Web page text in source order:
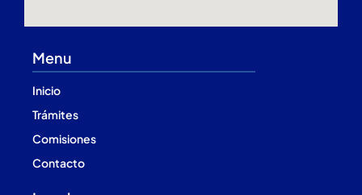
Menu
Inicio
Trámites
Comisiones
Contacto